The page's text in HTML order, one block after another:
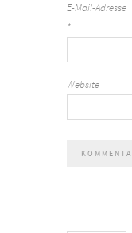
E-Mail-Adresse
*
Website